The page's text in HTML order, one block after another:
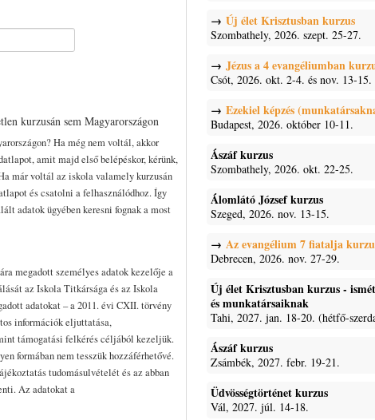
kurzusán sem Magyarországon
Ha még nem voltál, akkor
amit majd első belépéskor, kérünk,
már voltál az iskola valamely kurzusán
és csatolni a felhasználódhoz. Így
adatok ügyében keresni fognak a most
megadott személyes adatok kezelője a
az Iskola Titkársága és az Iskola
adatokat – a 2011. évi CXII. törvény
információk eljuttatása,
támogatási felkérés céljából kezeljük.
formában nem tesszük hozzáférhetővé.
tudomásulvételét és az abban
Az adatokat a
Új élet Krisztusban kurzus
Szombathely, 2026. szept. 25-27.
Jézus a 4 evangéliumban
Csót, 2026. okt. 2-4. és nov. 13-15.
Ezekiel képzés
Budapest, 2026. október 10-11.
Ászáf kurzus
Szombathely, 2026. okt. 22-25.
Álomlátó József kurzus
Szeged, 2026. nov. 13-15.
Az evangélium 7 fiatalja
Debrecen, 2026. nov. 27-29.
Új élet Krisztusban kurzus -
és munkatársaiknak
Tahi, 2027. jan. 18-20. (hétfő-
Ászáf kurzus
Zsámbék, 2027. febr. 19-21.
Üdvösségtörténet kurzus
Vál, 2027. júl. 14-18.